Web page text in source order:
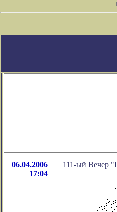
06.04.2006
17:04
111-ый Вечер